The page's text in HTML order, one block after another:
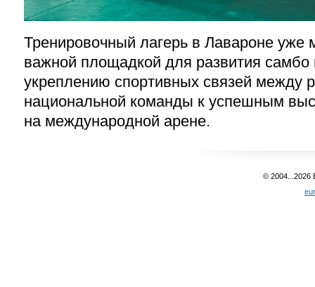
Тренировочный лагерь в Лавароне уже
важной площадкой для развития самбо
укреплению спортивных связей между
национальной команды к успешным
на международной арене.
© 2004...2026